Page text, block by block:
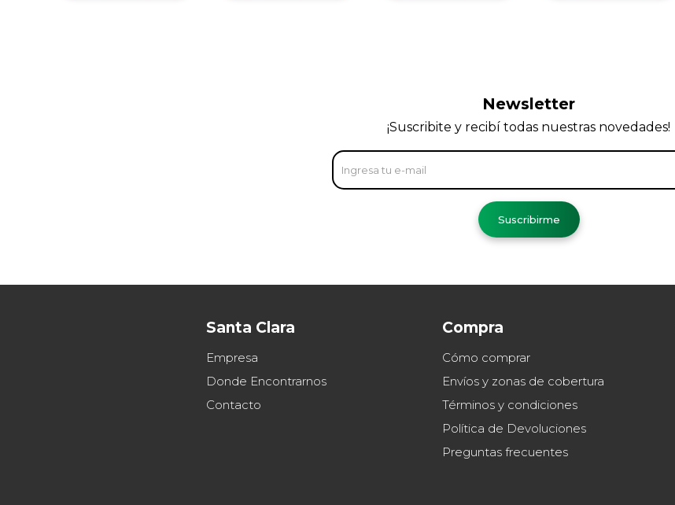
Santa Clara
Empresa
Donde Encontrarnos
Contacto
Compra
Cómo comprar
Envíos y zonas de cobertura
Términos y condiciones
Política de Devoluciones
Preguntas frecuentes
Newsletter
¡Suscribite y recibí todas nuestras novedades!
Suscribirme